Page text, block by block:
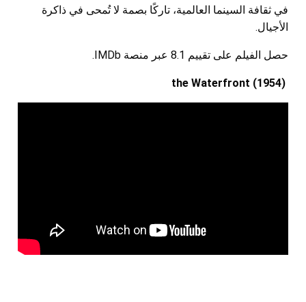
في ثقافة السينما العالمية، تاركًا بصمة لا تُمحى في ذاكرة
الأجيال.
حصل الفيلم على تقييم 8.1 عبر منصة IMDb.